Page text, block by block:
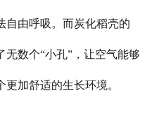
自由呼吸。而炭化稻壳的
数个“小孔”，让空气能够
加舒适的生长环境。